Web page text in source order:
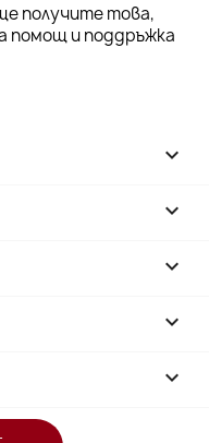
получите това,
помощ и поддръжка



keyboard_arrow_down
